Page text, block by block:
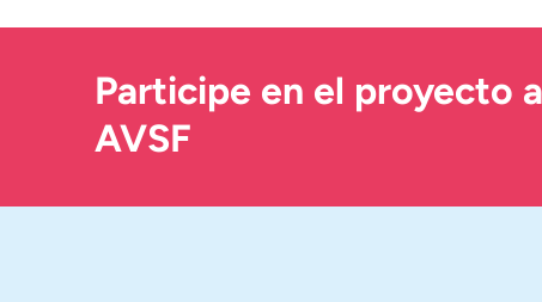
Participe en el proyecto
AVSF